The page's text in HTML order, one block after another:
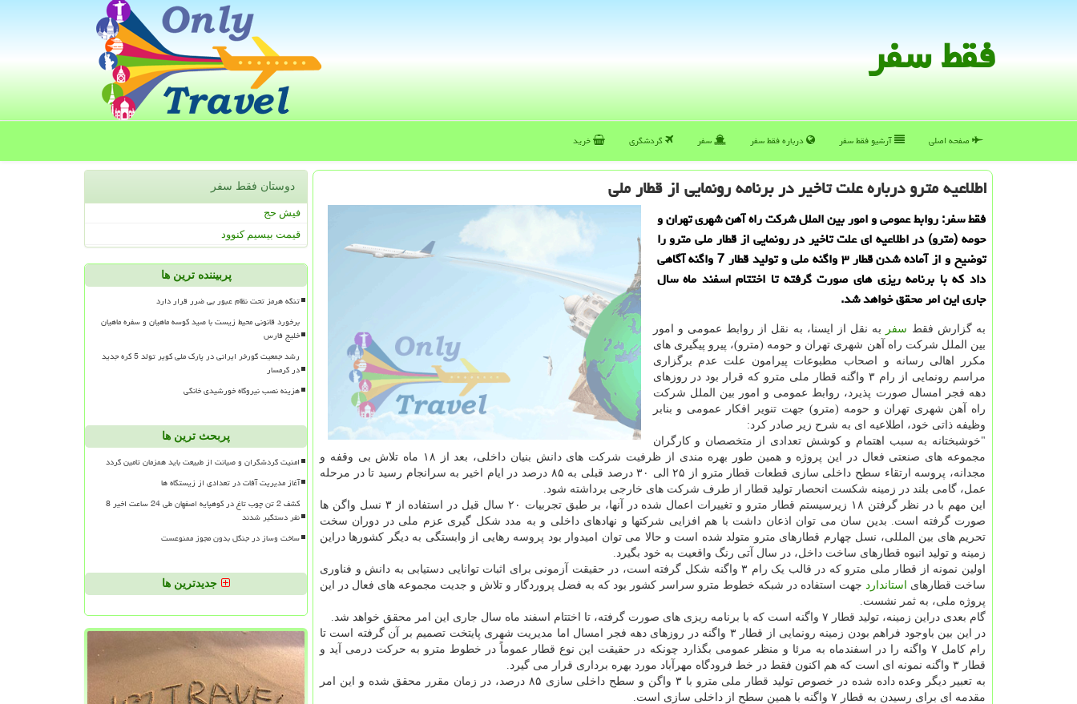
فقط سفر
صفحه اصلی آرشیو فقط سفر درباره فقط سفر سفر گردشگری خرید
اطلاعیه مترو درباره علت تاخیر در برنامه رونمایی از قطار ملی
فقط سفر: روابط عمومی و امور بین الملل شرکت راه آهن شهری تهران و
حومه (مترو) در اطلاعیه ای علت تاخیر در رونمایی از قطار ملی مترو را
توضیح و از آماده شدن قطار ۳ واگنه ملی و تولید قطار 7 واگنه آگاهی
داد که با برنامه ریزی های صورت گرفته تا اختتام اسفند ماه سال
جاری این امر محقق خواهد شد.
به گزارش فقط سفر
به نقل از ایسنا، به نقل از روابط عمومی و امور
بین الملل شرکت راه آهن شهری تهران و حومه (مترو)، پیرو پیگیری های
مکرر اهالی رسانه و اصحاب مطبوعات پیرامون علت عدم برگزاری
مراسم رونمایی از رام ۳ واگنه قطار ملی مترو که قرار بود در روزهای
دهه فجر امسال صورت پذیرد، روابط عمومی و امور بین الملل شرکت
راه آهن شهری تهران و حومه (مترو) جهت تنویر افکار عمومی و بنابر
وظیفه ذاتی خود، اطلاعیه ای به شرح زیر صادر کرد:
"خوشبختانه به سبب اهتمام و کوشش تعدادی از متخصصان و کارگران
مجموعه های صنعتی فعال در این پروژه و همین طور بهره مندی از ظرفیت شرکت های دانش بنیان داخلی، بعد از ۱۸ ماه تلاش بی وقفه و
مجدانه، پروسه ارتقاء سطح داخلی سازی قطعات قطار مترو از ۲۵ الی ۳۰ درصد قبلی به ۸۵ درصد در ایام اخیر به سرانجام رسید تا در مرحله
عمل، گامی بلند در زمینه شکست انحصار تولید قطار از طرف شرکت های خارجی برداشته شود.
این مهم با در نظر گرفتن ۱۸ زیرسیستم قطار مترو و تغییرات اعمال شده در آنها، بر طبق تجربیات ۲۰ سال قبل در استفاده از ۳ نسل واگن ها
صورت گرفته است. بدین سان می توان اذعان داشت با هم افزایی شرکتها و نهادهای داخلی و به مدد شکل گیری عزم ملی در دوران سخت
تحریم های بین المللی، نسل چهارم قطارهای مترو متولد شده است و حالا می توان امیدوار بود پروسه رهایی از وابستگی به دیگر کشورها دراین
زمینه و تولید انبوه قطارهای ساخت داخل، در سال آتی رنگ واقعیت به خود بگیرد.
اولین نمونه از قطار ملی مترو که در قالب یک رام ۳ واگنه شکل گرفته است، در حقیقت آزمونی برای اثبات توانایی دستیابی به دانش و فناوری
ساخت قطارهای
استاندارد جهت استفاده در شبکه خطوط مترو سراسر کشور بود که به فضل پروردگار و تلاش و جدیت مجموعه های فعال در این
پروژه ملی، به ثمر نشست.
گام بعدی دراین زمینه، تولید قطار ۷ واگنه است که با برنامه ریزی های صورت گرفته، تا اختتام اسفند ماه سال جاری این امر محقق خواهد شد.
در این بین باوجود فراهم بودن زمینه رونمایی از قطار ۳ واگنه در روزهای دهه فجر امسال اما مدیریت شهری پایتخت تصمیم بر آن گرفته است تا
رام کامل ۷ واگنه را در اسفندماه به مرئا و منظر عمومی بگذارد چونکه در حقیقت این نوع قطار عموماً در خطوط مترو به حرکت درمی آید و
قطار ۳ واگنه نمونه ای است که هم اکنون فقط در خط فرودگاه مهرآباد مورد بهره برداری قرار می گیرد.
به تعبیر دیگر وعده داده شده در خصوص تولید قطار ملی مترو با ۳ واگن و سطح داخلی سازی ۸۵ درصد، در زمان مقرر محقق شده و این امر
مقدمه ای برای رسیدن به قطار ۷ واگنه با همین سطح از داخلی سازی است.
دوستان فقط سفر
فیش حج
قیمت بیسیم کنوود
پربیننده ترین ها
تنگه هرمز تحت نظام عبور بی ضرر قرار دارد
برخورد قانونی محیط زیست با صید کوسه ماهیان و سفره ماهیان
خلیج فارس
رشد جمعیت گورخر ایرانی در پارک ملی کویر تولد 5 کره جدید
در گرمسار
هزینه نصب نیروگاه خورشیدی خانگی
پربحث ترین ها
امنیت گردشگران و صیانت از طبیعت باید همزمان تامین گردد
آغاز مدیریت آفات در تعدادی از زیستگاه ها
کشف 2 تن چوب تاغ در کوهپایه اصفهان طی 24 ساعت اخیر 8
نفر دستگیر شدند
ساخت وساز در جنگل بدون مجوز ممنوعست
جدیدترین ها